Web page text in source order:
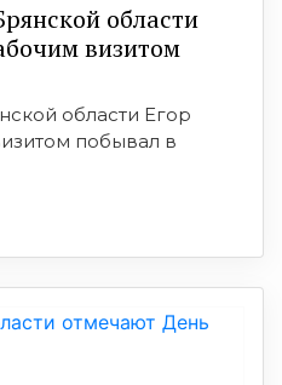
области
визитом
области Егор
побывал в